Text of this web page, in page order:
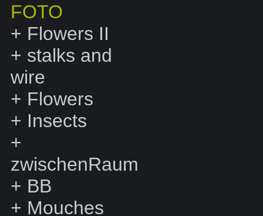
FOTO
+ Flowers II
+ stalks and
wire
+ Flowers
+ Insects
+
zwischenRaum
+ BB
+ Mouches